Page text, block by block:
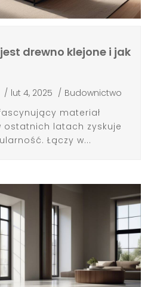
drewno klejone i jak
/ lut 4, 2025 / Budownictwo
materiał
ostatnich latach zyskuje
Łączy w...